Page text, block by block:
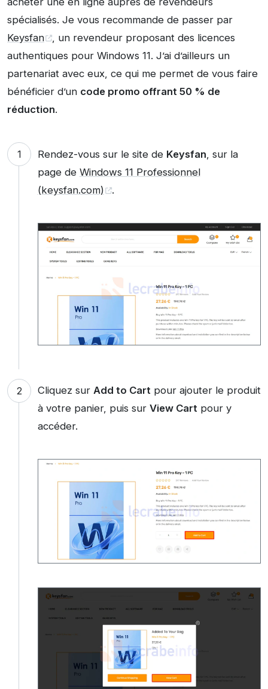
spécialisés. Je vous recommande de passer par
Keysfan
, un revendeur proposant des licences
authentiques pour Windows 11. J’ai d’ailleurs un
partenariat avec eux, ce qui me permet de vous faire
bénéficier d’un code promo offrant 50 % de
réduction.
Rendez-vous sur le site de Keysfan, sur la
page de Windows 11 Professionnel
(keysfan.com)
.
Cliquez sur Add to Cartpour ajouter le produit
à votre panier, puis sur View Cartpour y
accéder.